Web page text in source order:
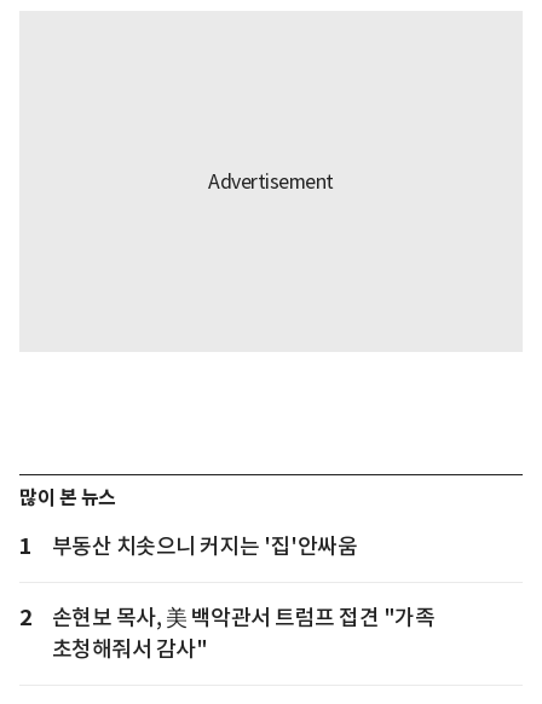
많이 본 뉴스
1 부동산 치솟으니 커지는 '집'안싸움
2
손현보 목사, 美 백악관서 트럼프 접견 "가족
초청해줘서 감사"